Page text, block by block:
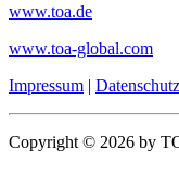
www.toa.de
www.toa-global.com
Impressum |
Copyright © 2026 by